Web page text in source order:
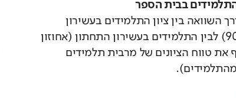
התלמידים בבית הספר
השוואה בין ציון התלמידים בעשירון
העליון (אחוזון 90) לבין התלמידים בעשירון התחתון (אחוזון
את טווח הציונים של מרבית תלמידים